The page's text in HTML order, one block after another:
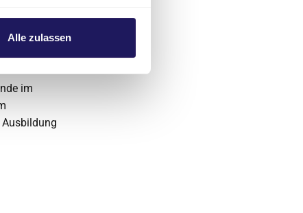
Alle zulassen
– 511
im